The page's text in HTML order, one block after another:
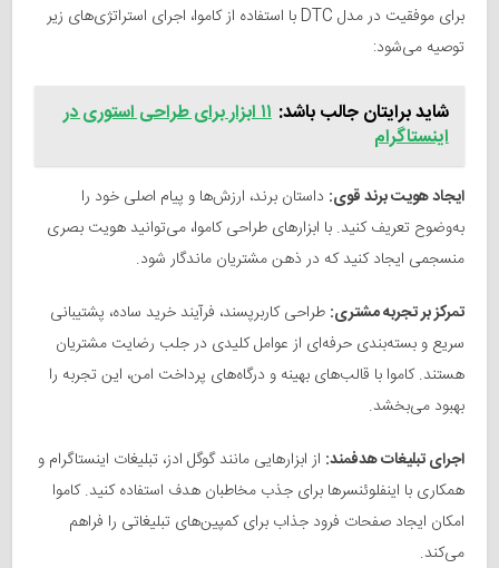
برای موفقیت در مدل DTC با استفاده از کاموا، اجرای استراتژی‌های زیر
توصیه می‌شود:
شاید برایتان جالب باشد:
۱۱ ابزار برای طراحی استوری در
اینستاگرام
ایجاد هویت برند قوی: داستان برند، ارزش‌ها و پیام اصلی خود را
به‌وضوح تعریف کنید. با ابزارهای طراحی کاموا، می‌توانید هویت بصری
منسجمی ایجاد کنید که در ذهن مشتریان ماندگار شود.
تمرکز بر تجربه مشتری: طراحی کاربرپسند، فرآیند خرید ساده، پشتیبانی
سریع و بسته‌بندی حرفه‌ای از عوامل کلیدی در جلب رضایت مشتریان
هستند. کاموا با قالب‌های بهینه و درگاه‌های پرداخت امن، این تجربه را
بهبود می‌بخشد.
اجرای تبلیغات هدفمند: از ابزارهایی مانند گوگل ادز، تبلیغات اینستاگرام و
همکاری با اینفلوئنسرها برای جذب مخاطبان هدف استفاده کنید. کاموا
امکان ایجاد صفحات فرود جذاب برای کمپین‌های تبلیغاتی را فراهم
می‌کند.